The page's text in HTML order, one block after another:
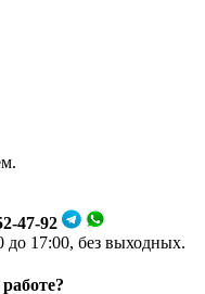
47-92
до 17:00, без выходных.